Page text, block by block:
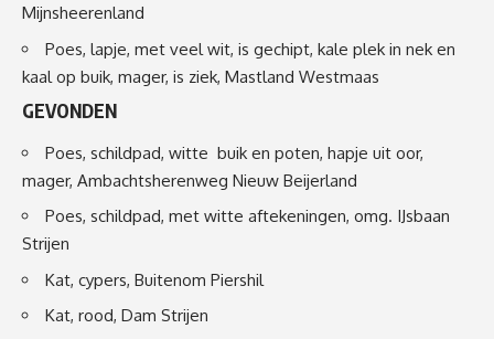
Mijnsheerenland
Poes, lapje, met veel wit, is gechipt, kale plek in nek en
kaal op buik, mager, is ziek, Mastland Westmaas
GEVONDEN
Poes, schildpad, witte buik en poten, hapje uit oor,
mager, Ambachtsherenweg Nieuw Beijerland
Poes, schildpad, met witte aftekeningen, omg. IJsbaan
Strijen
Kat, cypers, Buitenom Piershil
Kat, rood, Dam Strijen